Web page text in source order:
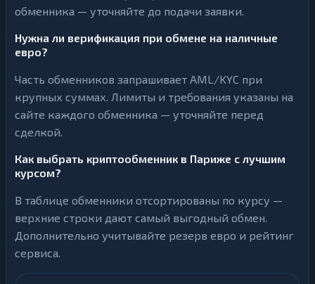
обменника — уточняйте до подачи заявки.
Нужна ли верификация при обмене на наличные
евро?
Часть обменников запрашивает AML/KYC при
крупных суммах. Лимиты и требования указаны на
сайте каждого обменника — уточняйте перед
сделкой.
Как выбрать криптообменник в Париже с лучшим
курсом?
В таблице обменники отсортированы по курсу —
верхние строки дают самый выгодный обмен.
Дополнительно учитывайте резерв евро и рейтинг
сервиса.